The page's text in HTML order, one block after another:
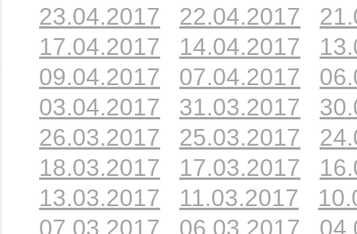
23.04.2017
22.04.2017
17.04.2017
14.04.2017
09.04.2017
07.04.2017
03.04.2017
31.03.2017
26.03.2017
25.03.2017
18.03.2017
17.03.2017
13.03.2017
11.03.2017
07.03.2017
06.03.2017